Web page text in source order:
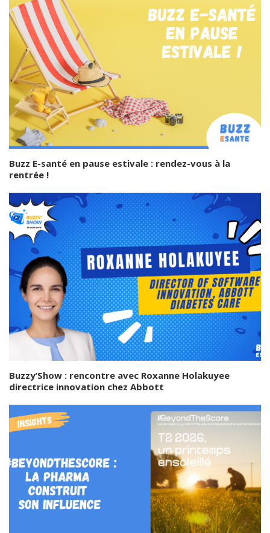
Buzz E-santé en pause estivale : rendez-vous à la
rentrée !
Buzzy’Show : rencontre avec Roxanne Holakuyee
directrice innovation chez Abbott